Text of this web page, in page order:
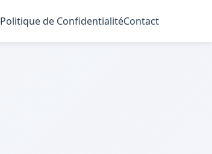
Politique de ConfidentialitéContact